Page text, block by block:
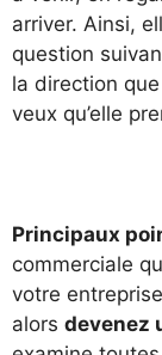
arriver. Ainsi,
question
la direction
veux qu’elle
Principaux
commerciale
votre
alors devenez